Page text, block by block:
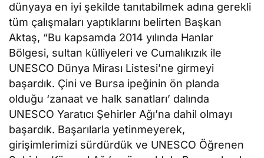
dünyaya en iyi şekilde tanıtabilmek adına gerekli
tüm çalışmaları yaptıklarını belirten Başkan
Aktaş, “Bu kapsamda 2014 yılında Hanlar
Bölgesi, sultan külliyeleri ve Cumalıkızık ile
UNESCO Dünya Mirası Listesi’ne girmeyi
başardık. Çini ve Bursa ipeğinin ön planda
olduğu ‘zanaat ve halk sanatları’ dalında
UNESCO Yaratıcı Şehirler Ağı’na dahil olmayı
başardık. Başarılarla yetinmeyerek,
girişimlerimizi sürdürdük ve UNESCO Öğrenen